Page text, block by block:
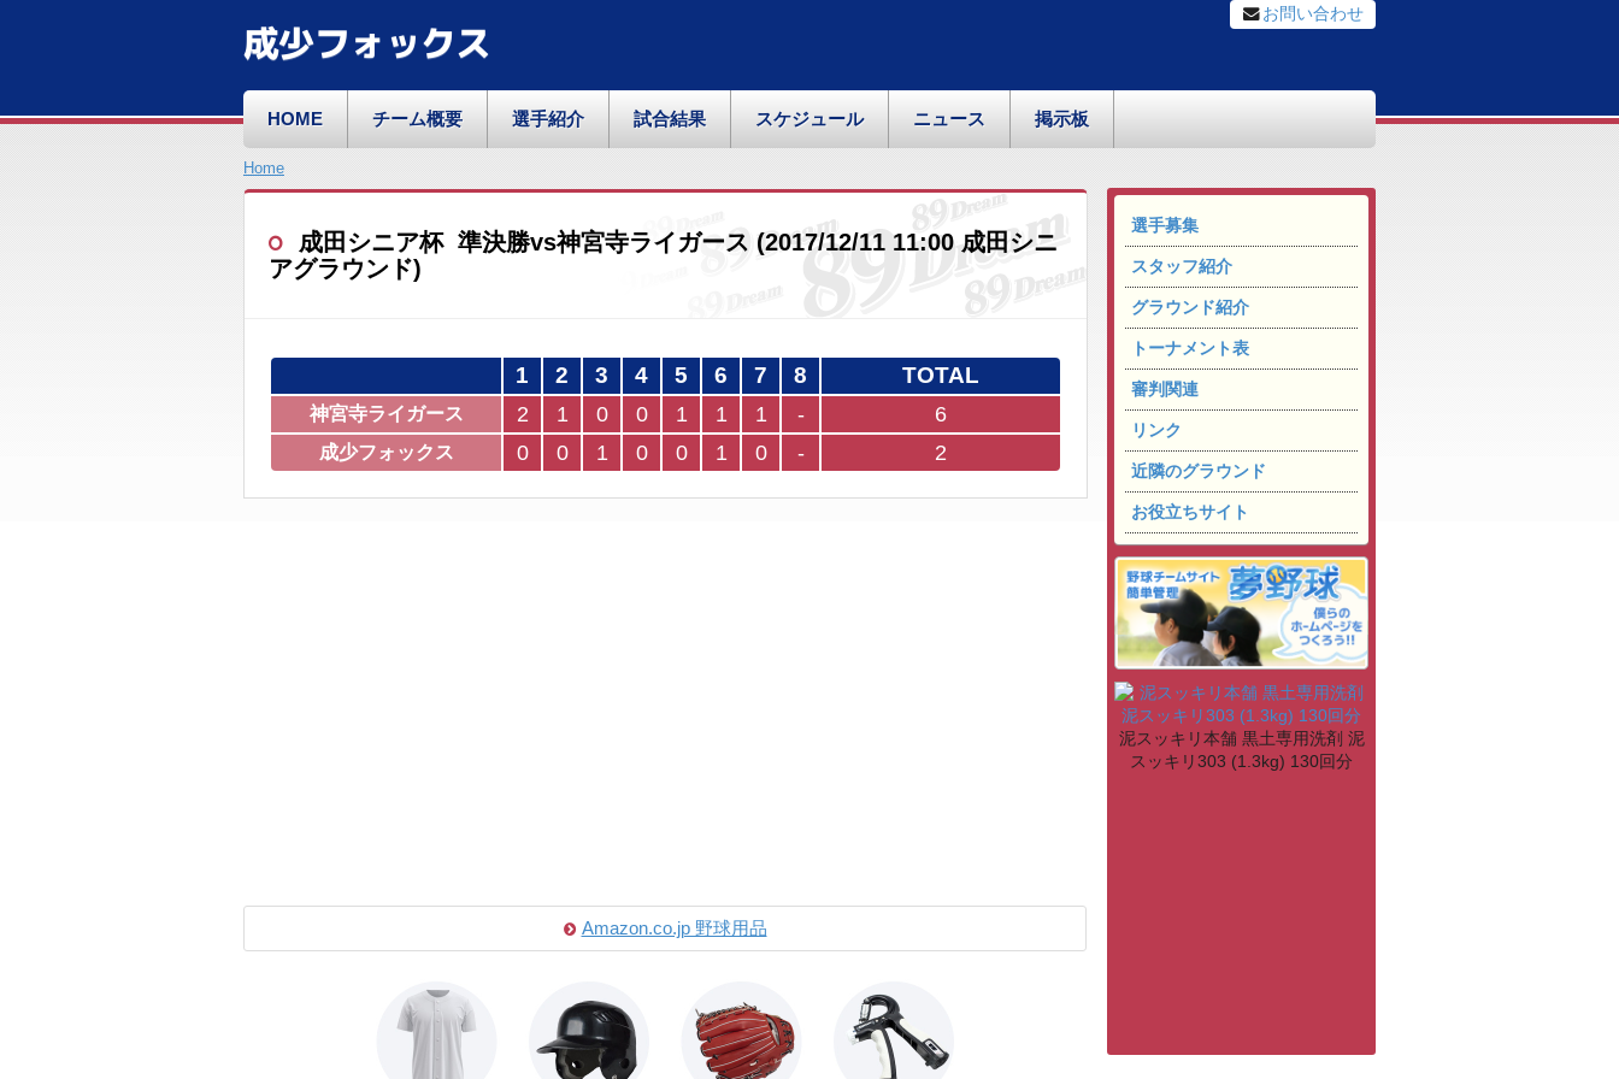
成少フォックス
お問い合わせ
HOME チーム概要 選手紹介 試合結果 スケジュール ニュース 掲示板
選手募集
スタッフ紹介
グラウンド紹介
トーナメント表
審判関連
リンク
近隣のグラウンド
お役立ちサイト
泥スッキリ本舗 黒土専用洗剤 泥
スッキリ303 (1.3kg) 130回分
Home
成田シニア杯 準決勝vs神宮寺ライガース (2017/12/11 11:00 成田シニ
アグラウンド)
1 2 3 4 5 6 7 8 TOTAL
神宮寺ライガース 2 1 0 0 1 1 1 - 6
成少フォックス 0 0 1 0 0 1 0 - 2
Amazon.co.jp 野球用品